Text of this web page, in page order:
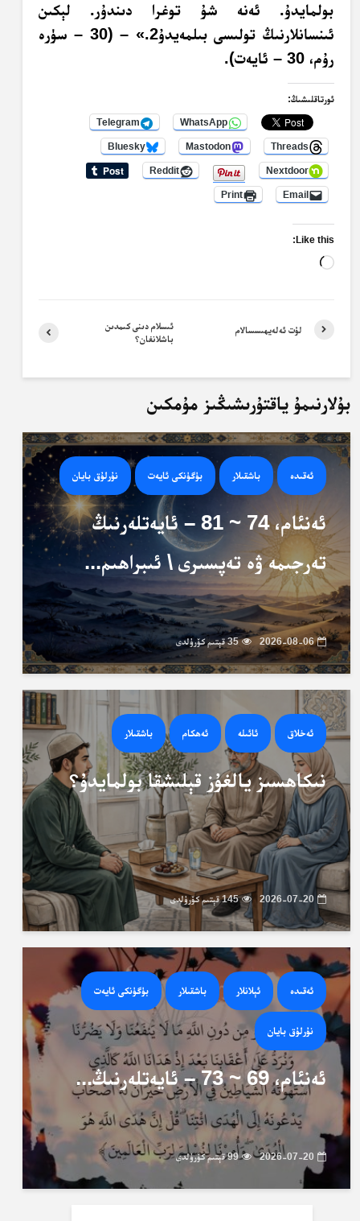
بولمايدۇ. ئەنە شۇ توغرا دىندۇر. لېكىن
ئىنسانلارنىڭ تولىسى بىلمەيدۇ2.» – (30 – سۈرە
رۇم، 30 – ئايەت).
ئورتاقلىشىڭ:
WhatsApp
Telegram
Threads
Mastodon
Bluesky
Nextdoor
Reddit
Email
Print
Like this:
Loading…
ئىسلام دىنى كىمدىن
باشلانغان؟
لۇت ئەلەيھىسسالام
بۇلارنىمۇ ياقتۇرىشىڭىز مۇمكىن
ئەقىدە باشقىلار بۈگۈنكى ئايەت نۇرلۇق بايان
ئەنئام، 74 ~ 81 – ئايەتلەرنىڭ
تەرجىمە ۋە تەپسىرى \ ئىبراھىم...
2026-08-06 35 قېتىم كۆرۈلدى
ئەخلاق ئائىلە ئەھكام باشقىلار
نىكاھسىز يالغۇز قېلىشقا بولمايدۇ؟
2026-07-20 145 قېتىم كۆرۈلدى
ئەقىدە ئېلانلار باشقىلار بۈگۈنكى ئايەت
نۇرلۇق بايان
ئەنئام، 69 ~ 73 – ئايەتلەرنىڭ...
2026-07-20 99 قېتىم كۆرۈلدى